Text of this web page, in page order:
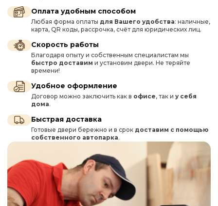
Оплата удобным способом
Любая форма оплаты для Вашего удобства: наличные,
карта, QR коды, рассрочка, счёт для юридических лиц.
Скорость работы
Благодаря опыту и собственным специалистам мы
быстро доставим и установим двери. Не теряйте
времени!
Удобное оформление
Договор можно заключить как в офисе, так и у себя
дома.
Быстрая доставка
Готовые двери бережно и в срок доставим с помощью
собственного автопарка.